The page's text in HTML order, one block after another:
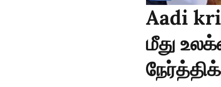
Aadi
மீது